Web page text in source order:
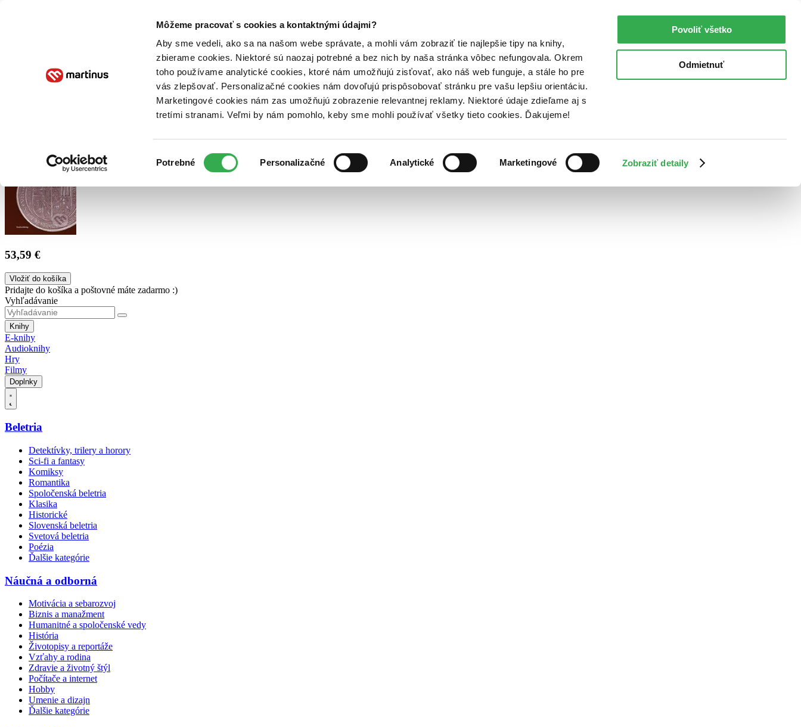
Môžeme pracovať s cookies a kontaktnými údajmi?
Aby sme vedeli, ako sa na našom webe správate, a mohli vám zobraziť tie najlepšie tipy na knihy,
zbierame cookies. Niektoré sú naozaj potrebné a bez nich by naša stránka vôbec nefungovala. Okrem
toho používame analytické cookies, ktoré nám umožňujú zisťovať, ako náš web funguje, a stále ho pre
vás zlepšovať. Personalizačné cookies nám dovoľujú prispôsobovať stránku pre vašu lepšiu orientáciu.
Marketingové cookies nám zas umožňujú zobrazenie relevantnej reklamy. Niektoré údaje zdieľame aj s
tretími stranami. Veľmi by nám pomohlo, keby sme mohli používať všetky tieto cookies. Ďakujeme!
súhlasu
Potrebné Personalizačné Analytické Marketingové Zobraziť detaily
Povoliť všetko
Odmietnuť
Poukážky Kontakt
53,59 €
Vložiť do košíka
Pridajte do košíka a poštovné máte zadarmo :)
Vyhľadávanie
Knihy
E-knihy
Audioknihy
Hry
Filmy
Doplnky
Beletria
Detektívky, trilery a horory
Sci-fi a fantasy
Komiksy
Romantika
Spoločenská beletria
Klasika
Historické
Slovenská beletria
Svetová beletria
Poézia
Ďalšie kategórie
Náučná a odborná
Motivácia a sebarozvoj
Biznis a manažment
Humanitné a spoločenské vedy
História
Životopisy a reportáže
Vzťahy a rodina
Zdravie a životný štýl
Počítače a internet
Hobby
Umenie a dizajn
Ďalšie kategórie